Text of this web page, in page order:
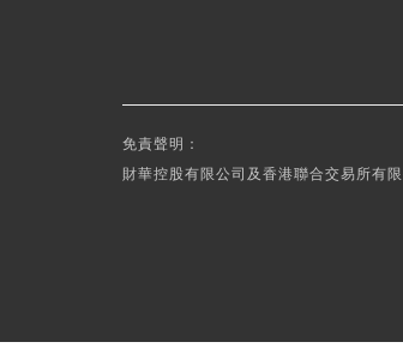
免責聲明：
財華控股有限公司及香港聯合交易所有